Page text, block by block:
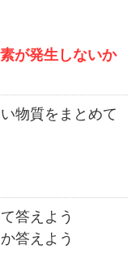
が発生しないか
物質をまとめて
答えよう
答えよう